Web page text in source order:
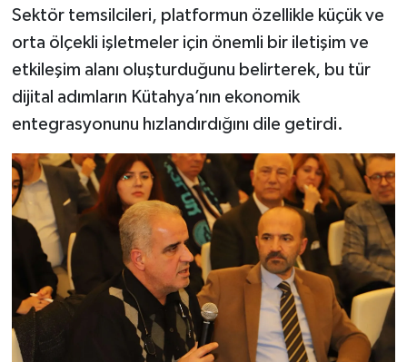
Sektör temsilcileri, platformun özellikle küçük ve
orta ölçekli işletmeler için önemli bir iletişim ve
etkileşim alanı oluşturduğunu belirterek, bu tür
dijital adımların Kütahya’nın ekonomik
entegrasyonunu hızlandırdığını dile getirdi.